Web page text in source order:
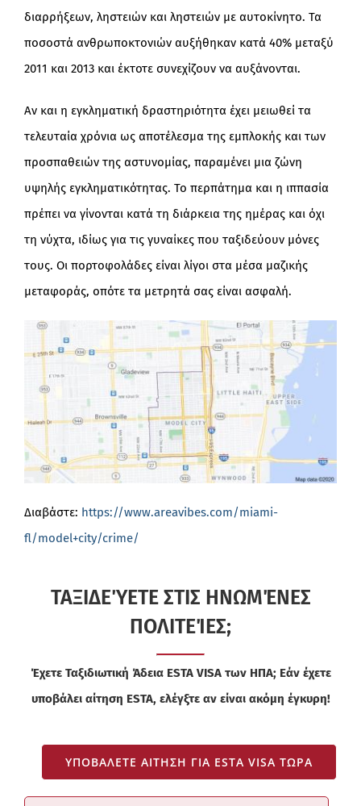
διαρρήξεων, ληστειών και ληστειών με αυτοκίνητο. Τα
ποσοστά ανθρωποκτονιών αυξήθηκαν κατά 40% μεταξύ
2011 και 2013 και έκτοτε συνεχίζουν να αυξάνονται.
Αν και η εγκληματική δραστηριότητα έχει μειωθεί τα
τελευταία χρόνια ως αποτέλεσμα της εμπλοκής και των
προσπαθειών της αστυνομίας, παραμένει μια ζώνη
υψηλής εγκληματικότητας. Το περπάτημα και η ιππασία
πρέπει να γίνονται κατά τη διάρκεια της ημέρας και όχι
τη νύχτα, ιδίως για τις γυναίκες που ταξιδεύουν μόνες
τους. Οι πορτοφολάδες είναι λίγοι στα μέσα μαζικής
μεταφοράς, οπότε τα μετρητά σας είναι ασφαλή.
Διαβάστε: https://www.areavibes.com/miami-
fl/model+city/crime/
ΤΑΞΙΔΕΎΕΤΕ ΣΤΙΣ ΗΝΩΜΈΝΕΣ
ΠΟΛΙΤΕΊΕΣ;
Έχετε Ταξιδιωτική Άδεια ESTA VISA των ΗΠΑ; Εάν έχετε
υποβάλει αίτηση ESTA, ελέγξτε αν είναι ακόμη έγκυρη!
ΥΠΟΒΆΛΕΤΕ ΑΊΤΗΣΗ ΓΙΑ ESTA VISA ΤΏΡΑ